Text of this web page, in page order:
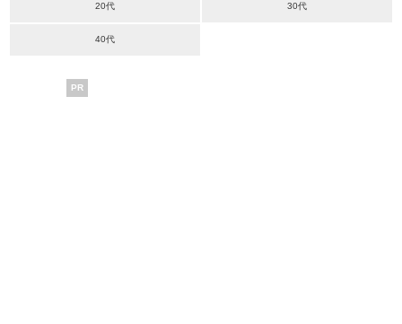
20代 30代
40代
PR